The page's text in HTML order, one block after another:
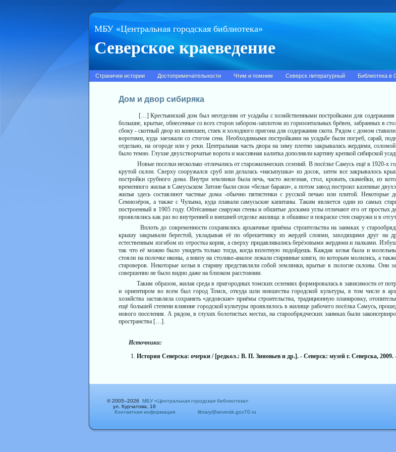
МБУ «Центральная городская библиотека»
Северское краеведение
Странички истории Достопримечательности Чтим и помним Северск литературный Библиотека в
Дом и двор сибиряка
[…] Крестьянский дом был неотделим от усадьбы с хозяйственными пос­тройками для содержания
большие, крытые, обнесенные со всех сторон забором-заплотом из горизонталь­ных брёвен, забранных в
сбоку - скотный двор из конюшен, стаек и холодного пригона для содержания скота. Рядом с домом
воротами, куда заезжали со стогом сена. Необходимыми постройками на усадьбе были погреб, сарай,
отдельно, на огороде или у реки. Центральная часть двора на зиму плотно закрывалась жердями,
было темно. Глухие двухстворчатые ворота и массивная калитка дополняли картину крепкой сибирс­кой
Новые поселки несколько отличались от старожильческих селений. В посёлке Самусь ещё в 1920-х
крутой склон. Сверху сооружался сруб или делалась «насыпушка» из досок, затем все закрывалось
постройки срубного дома. Внутри землянки была печь, часто железная, стол, кровать, скамейки, из
временного жилья в Самусьском Затоне были свои «белые бараки», а потом завод построил казенные
жилья здесь составляют частные дома -обычно пятистенки с русской печью или плитой. Некоторые
Семиозёрок, а также с Чулыма, куда плавали самусьские капитаны. Таким явля­ется один из самых
построенный в 1905 году. Обтёсанные снаружи стены и обшитые досками углы отличают его от простых
проявлялись как раз во внутренней и вне­шней отделке жилища: в обшивке и покраске стен снаружи и в
Вплоть до современности сохранялись архаичные приёмы строительства на заимках у
крышу закрывали берестой, укла­дывая её по обрешетнику из жердей слоями, заходящими друг на
естественным из­гибом из отростка корня, а сверху придав­ливались берёзовыми жердями и палками.
так что её можно было увидеть только тогда, когда вплотную подойдешь. Каждая келья была и
стояли на полочке иконы, а внизу на столике-ана­лое лежали старинные книги, по которым молились, а
староверов. Некоторые кельи в старину представляли собой землянки, врытые в пологие склоны. Они
совершенно не было видно даже на близком расстоянии.
Таким образом, жилая среда в пригородных томских селениях формировалась в зависимости от
и ориентиром во всем был город Томск, откуда шли новшества городской культуры, в том числе в
хозяйства заставляла сохранять «дедовские» приёмы строительства, традиционную планировку,
ещё большей степени влияние городской культуры проявлялось в жилище рабочего посёлка Самусь,
нового поселения. А рядом, в глухих болотистых местах, на старообрядческих заимках были
пространства […].
Источники:
История Северска: очерки / [редкол.: В. П. Зиновьев и др.]. - Северск: музей г. Северска, 2009.
© 2005–2026 МБУ «Центральная городская библиотека»
ул. Курчатова, 16
Контактная информация
library@seversk.gov70.ru